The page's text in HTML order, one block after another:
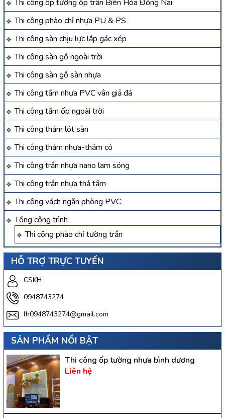
Thi công ốp tường ốp trần Biên Hòa Đồng Nai
Thi công phào chỉ nhựa PU & PS
Thi công sàn chịu lực lắp gác xép
Thi công sàn gỗ ngoài trời
Thi công sàn gỗ sàn nhựa
Thi công tấm nhựa PVC vân giả đá
Thi công tấm ốp ngoài trời
Thi công thảm lót sàn
Thi công thảm nhựa-thảm cỏ
Thi công trần nhựa nano lam sóng
Thi công trần nhựa thả tấm
Thi công vách ngăn phòng PVC
Tổng công trình
Thi công phào chỉ tường trần
HỖ TRỢ TRỰC TUYẾN
CSKH
0948743274
lh0948743274@gmail.com
SẢN PHẨM NỔI BẬT
Thi công ốp tường nhựa bình dương
Liên hệ